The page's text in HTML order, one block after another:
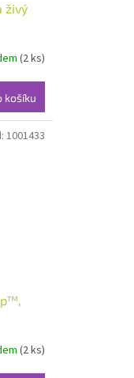
živý
(2 ks)
košíku
(2 ks)
1001433